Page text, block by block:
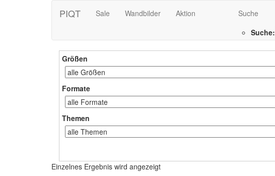
PIQT Sale Wandbilder Aktion
Suche
Suche:
Größen
Formate
Themen
Einzelnes Ergebnis wird angezeigt